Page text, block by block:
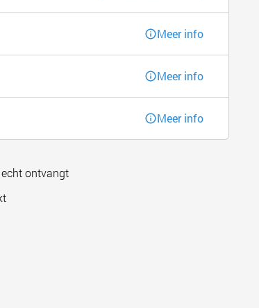
Meer info
Meer info
Meer info
ontvangt